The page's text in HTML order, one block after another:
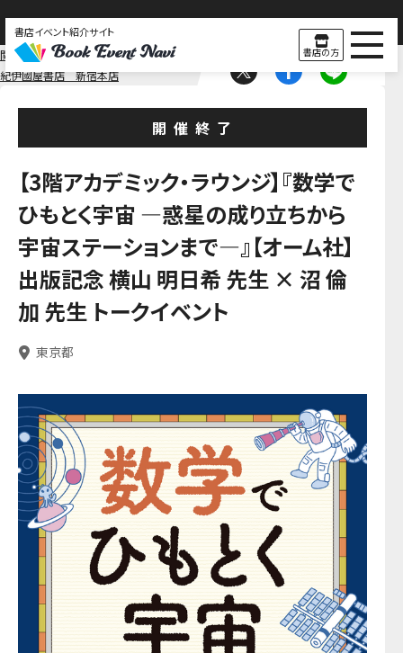
書店イベント紹介サイト
書店の方
関東
東京
紀伊國屋書店 新宿本店
開催終了
【3階アカデミック・ラウンジ】『数学で
ひもとく宇宙 ―惑星の成り立ちから
宇宙ステーションまで―』【オーム社】
出版記念 横山 明日希 先生 × 沼 倫
加 先生 トークイベント
東京都